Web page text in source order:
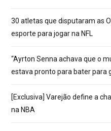
30 atletas que disputaram as
esporte para jogar na NFL
“Ayrton Senna achava que o
estava pronto para bater para
[Exclusiva] Varejão define a
na NBA